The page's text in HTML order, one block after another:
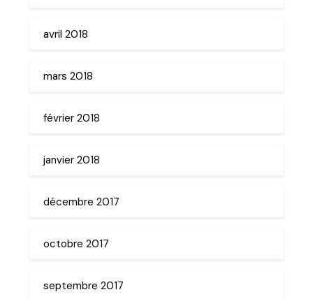
avril 2018
mars 2018
février 2018
janvier 2018
décembre 2017
octobre 2017
septembre 2017